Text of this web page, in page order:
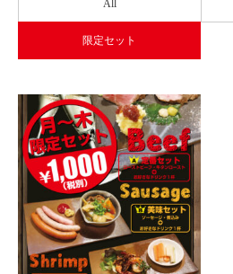
All
限定セット